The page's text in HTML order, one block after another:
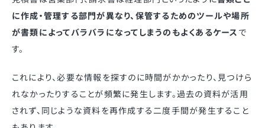
に作成・管理する部門が異なり、保管するためのツールや場所
が書類によってバラバラになってしまうのもよくあるケース で
す。
これにより、必要な情報を探すのに時間がかかったり、見つけら
れなかったりすることが頻繁に発生します。過去の資料が活用
されず、同じような資料を再作成する二度手間が発生すること